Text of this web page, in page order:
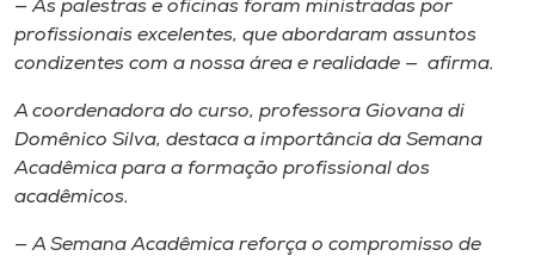
— As palestras e oficinas foram ministradas por
profissionais excelentes, que abordaram assuntos
condizentes com a nossa área e realidade — afirma.
A coordenadora do curso, professora Giovana di
Domênico Silva, destaca a importância da Semana
Acadêmica para a formação profissional dos
acadêmicos.
— A Semana Acadêmica reforça o compromisso de